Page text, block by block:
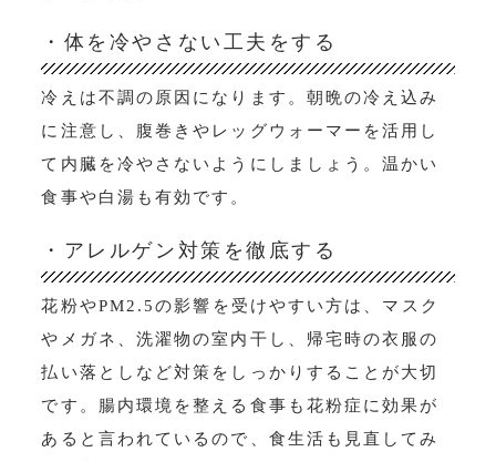
・体を冷やさない工夫をする
冷えは不調の原因になります。朝晩の冷え込み
に注意し、腹巻きやレッグウォーマーを活用し
て内臓を冷やさないようにしましょう。温かい
食事や白湯も有効です。
・アレルゲン対策を徹底する
花粉やPM2.5の影響を受けやすい方は、マスク
やメガネ、洗濯物の室内干し、帰宅時の衣服の
払い落としなど対策をしっかりすることが大切
です。腸内環境を整える食事も花粉症に効果が
あると言われているので、食生活も見直してみ